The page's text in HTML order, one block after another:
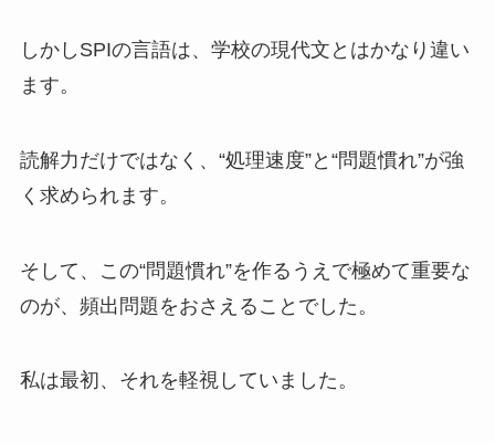
しかしSPIの言語は、学校の現代文とはかなり違い
ます。
読解力だけではなく、“処理速度”と“問題慣れ”が強
く求められます。
そして、この“問題慣れ”を作るうえで極めて重要な
のが、頻出問題をおさえることでした。
私は最初、それを軽視していました。